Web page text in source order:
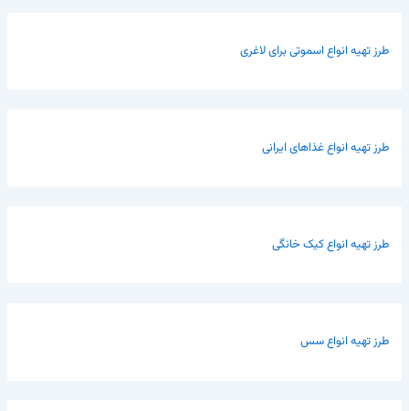
طرز تهیه انواع اسموتی برای لاغری
طرز تهیه انواع غذاهای ایرانی
طرز تهیه انواع کیک خانگی
طرز تهیه انواع سس